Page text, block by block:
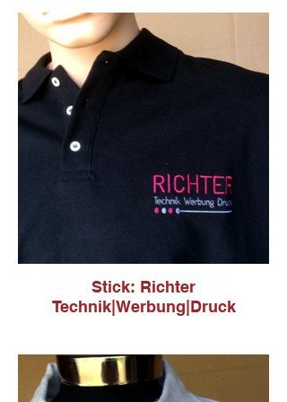
Stick: Richter
Technik|Werbung|Druck